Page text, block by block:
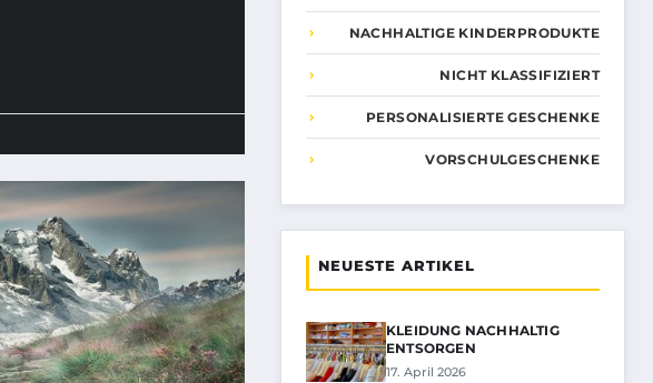
NACHHALTIGE KINDERPRODUKTE
NICHT KLASSIFIZIERT
PERSONALISIERTE GESCHENKE
VORSCHULGESCHENKE
NEUESTE ARTIKEL
KLEIDUNG NACHHALTIG
ENTSORGEN
17. April 2026